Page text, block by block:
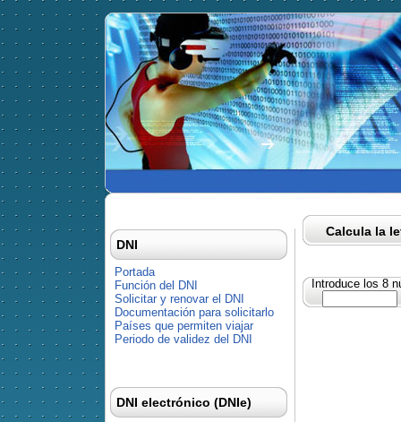
Calcula la
Introduce los 8
DNI
Portada
Función del DNI
Solicitar y renovar el DNI
Documentación para solicitarlo
Países que permiten viajar
Periodo de validez del DNI
DNI electrónico (DNIe)